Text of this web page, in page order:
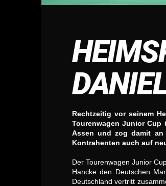
Rechtzeitig vor seinem
Tourenwagen Junior Cup
Assen und zog damit an
Kontrahenten auch auf
Der Tourenwagen Junior
Hancke den Deutschen
Deutschland vertritt